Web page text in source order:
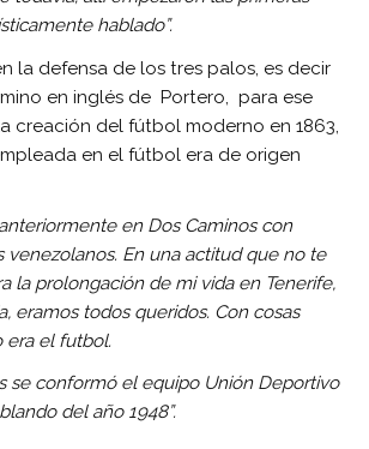
hablado”.
la defensa de los tres palos, es decir
en inglés de Portero, para ese
creación del fútbol moderno en 1863,
en el fútbol era de origen
en Dos Caminos con
venezolanos. En una actitud que no te
la prolongación de mi vida en Tenerife,
eramos todos queridos. Con cosas
era el futbol.
se conformó el equipo Unión Deportivo
del año 1948”.